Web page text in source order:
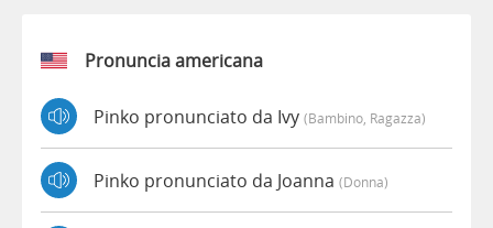
Pronuncia americana
Pinko pronunciato da Ivy (bambino, Ragazza)
Pinko pronunciato da Joanna (donna)